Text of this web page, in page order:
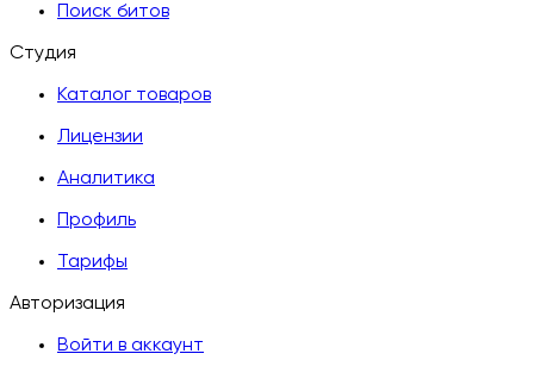
Поиск битов
Студия
Каталог товаров
Лицензии
Аналитика
Профиль
Тарифы
Авторизация
Войти в аккаунт